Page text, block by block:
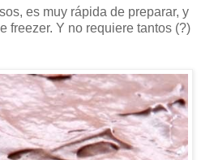
es muy rápida de preparar, y
freezer. Y no requiere tantos (?)